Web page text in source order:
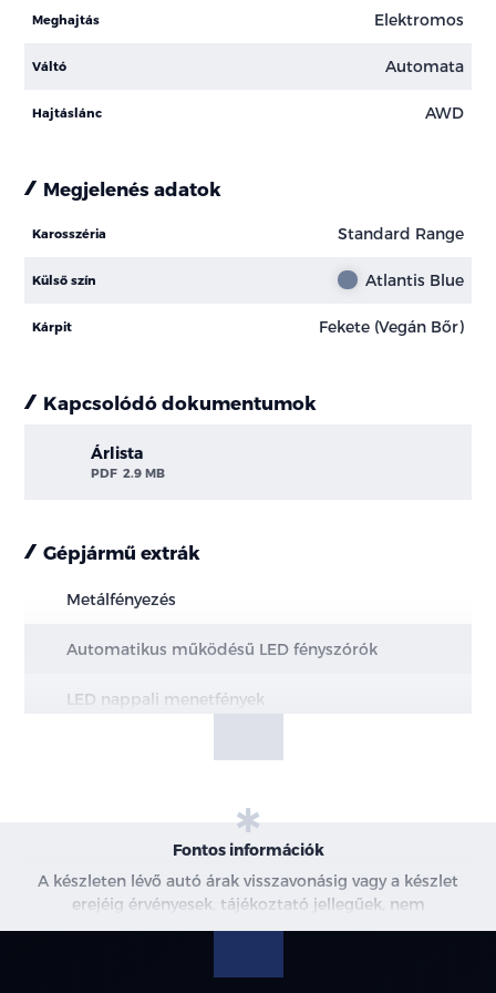
Meghajtás Elektromos
Váltó Automata
Hajtáslánc AWD
Megjelenés adatok
Karosszéria Standard Range
Külső szín Atlantis Blue
Kárpit Fekete (Vegán Bőr)
Kapcsolódó dokumentumok
Árlista
PDF 2.9 MB
Gépjármű extrák
Metálfényezés
Automatikus működésű LED fényszórók
LED nappali menetfények
Intelligens távolsági fényszóró vezérlés (IHBC)
Fontos információk
A készleten lévő autó árak visszavonásig vagy a készlet
erejéig érvényesek, tájékoztató jellegűek, nem
minősülnek ajánlattételnek, a képek csak illusztrációk. A
információkért kérjen árajánlatot vagy vegye fel velünk a